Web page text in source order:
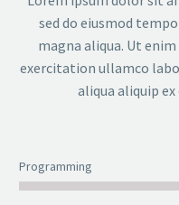
sed do eiusmod
magna aliqua. Ut
exercitation ullamco
aliqua aliquip
Programming